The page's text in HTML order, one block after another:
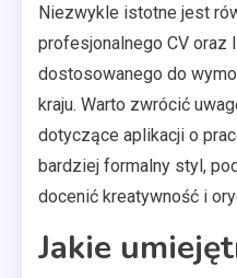
Niezwykle istotne jest
profesjonalnego CV oraz
dostosowanego do
kraju. Warto zwrócić
dotyczące aplikacji o
bardziej formalny styl,
docenić kreatywność i
Jakie